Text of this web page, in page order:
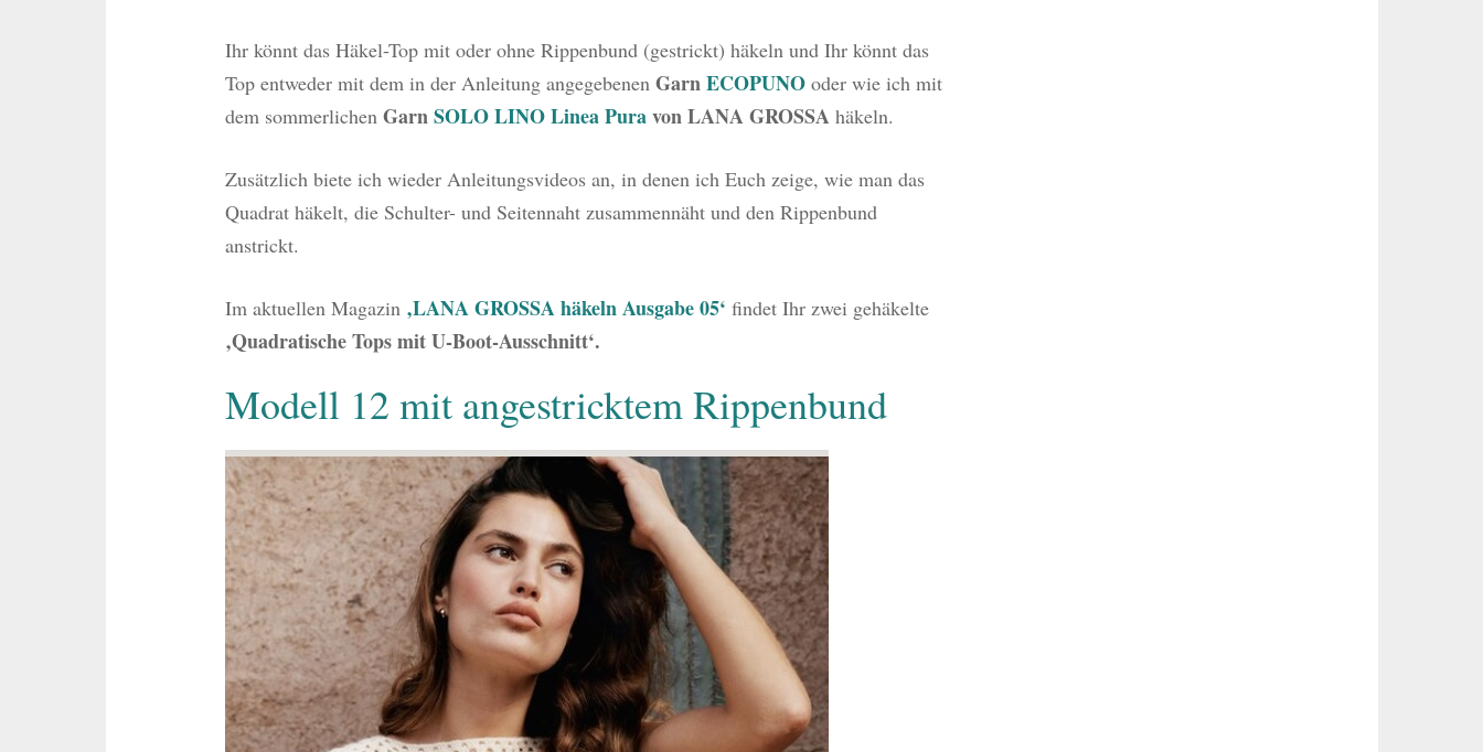
Ihr könnt das Häkel-Top mit oder ohne Rippenbund (gestrickt) häkeln und Ihr könnt das
Top entweder mit dem in der Anleitung angegebenen GarnECOPUNO oder wie ich mit
dem sommerlichen GarnSOLO LINO Linea Puravon LANA GROSSAhäkeln.
Zusätzlich biete ich wieder Anleitungsvideos an, in denen ich Euch zeige, wie man das
Quadrat häkelt, die Schulter- und Seitennaht zusammennäht und den Rippenbund
anstrickt.
Im aktuellen Magazin ‚LANA GROSSA häkeln Ausgabe 05‘ findet Ihr zwei gehäkelte
‚Quadratische Tops mit U-Boot-Ausschnitt‘.
Modell 12 mit angestricktem Rippenbund